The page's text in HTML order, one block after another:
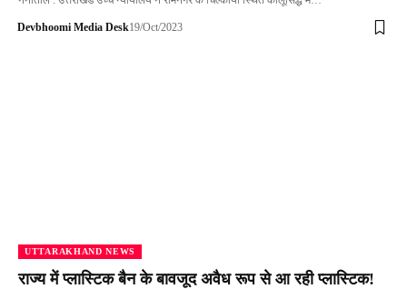
Devbhoomi Media Desk19/Oct/2023
UTTARAKHAND NEWS
राज्य में प्लास्टिक बैन के बावजूद अवैध रूप से आ रही प्लास्टिक!